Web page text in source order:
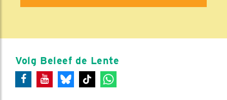
Volg Beleef de Lente